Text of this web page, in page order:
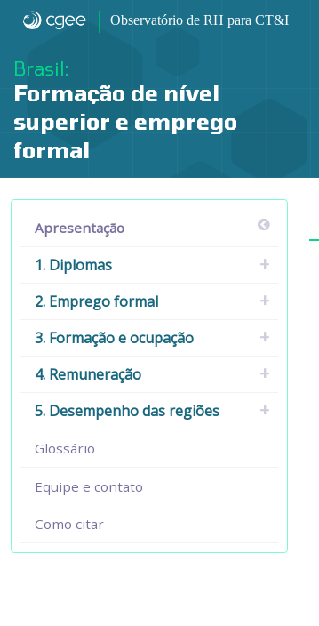
Apresentação - Apresentação
Observatório de RH para CT&I
Brasil:
Formação de nível
superior e emprego
formal
Apresentação
1. Diplomas
2. Emprego formal
3. Formação e ocupação
4. Remuneração
5. Desempenho das regiões
Glossário
Equipe e contato
Como citar